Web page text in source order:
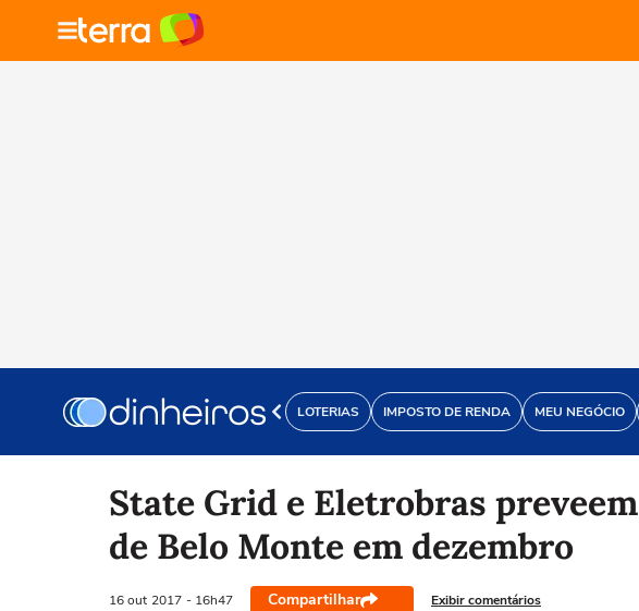
LOTERIAS IMPOSTO DE RENDA MEU NEGÓCIO
State Grid e Eletrobras
de Belo Monte em dezembro
16 out 2017 - 16h47 Compartilhar Exibir comentários